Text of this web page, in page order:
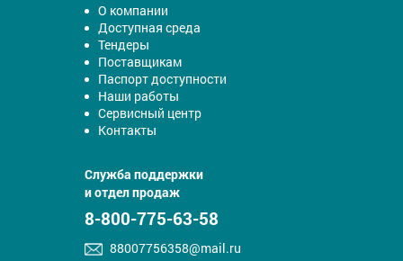
О компании
Доступная среда
Тендеры
Поставщикам
Паспорт доступности
Наши работы
Сервисный центр
Контакты
Служба поддержки
и отдел продаж
8-800-775-63-58
88007756358@mail.ru